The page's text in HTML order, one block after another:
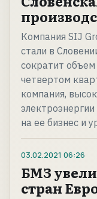
Компания SIJ
стали в
сократит
четвертом
компания,
на ее бизнес и
03.02.2021 06:26
БМЗ
стран